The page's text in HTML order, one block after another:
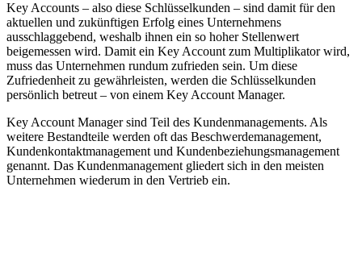
Key Accounts – also diese Schlüsselkunden – sind damit für den
aktuellen und zukünftigen Erfolg eines Unternehmens
ausschlaggebend, weshalb ihnen ein so hoher Stellenwert
beigemessen wird. Damit ein Key Account zum Multiplikator wird,
muss das Unternehmen rundum zufrieden sein. Um diese
Zufriedenheit zu gewährleisten, werden die Schlüsselkunden
persönlich betreut – von einem Key Account Manager.
Key Account Manager sind Teil des Kundenmanagements. Als
weitere Bestandteile werden oft das Beschwerdemanagement,
Kundenkontaktmanagement und Kundenbeziehungsmanagement
genannt. Das Kundenmanagement gliedert sich in den meisten
Unternehmen wiederum in den Vertrieb ein.